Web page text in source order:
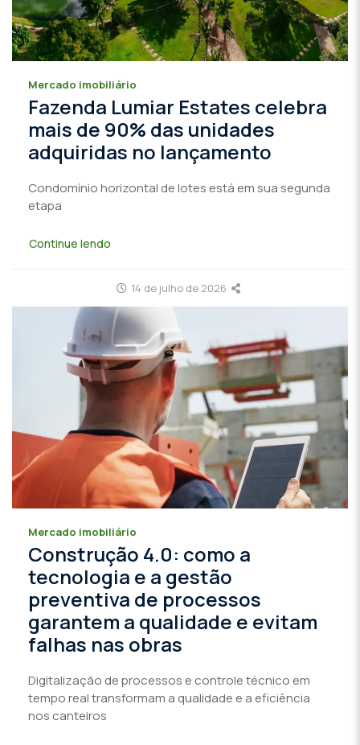
Mercado imobiliário
Fazenda Lumiar Estates celebra
mais de 90% das unidades
adquiridas no lançamento
Condomínio horizontal de lotes está em sua segunda
etapa
Continue lendo
14 de julho de 2026
Mercado imobiliário
Construção 4.0: como a
tecnologia e a gestão
preventiva de processos
garantem a qualidade e evitam
falhas nas obras
Digitalização de processos e controle técnico em
tempo real transformam a qualidade e a eficiência
nos canteiros